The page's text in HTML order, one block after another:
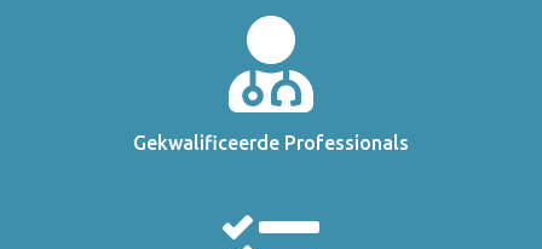
Gekwalificeerde Professionals